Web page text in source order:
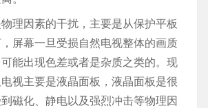
理因素的干扰，主要是从保护平板
屏幕一旦受损自然电视整体的画质
能出现色差或者是杂质之类的。现
视主要是液晶面板，液晶面板是很
磁化、静电以及强烈冲击等物理因